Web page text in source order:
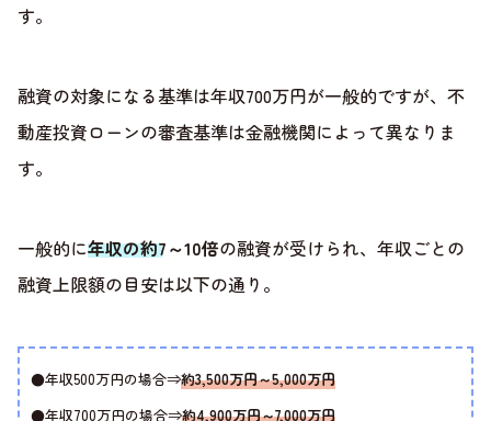
す。
融資の対象になる基準は年収700万円が一般的ですが、不
動産投資ローンの審査基準は金融機関によって異なりま
す。
一般的に年収の約7～10倍の融資が受けられ、年収ごとの
融資上限額の目安は以下の通り。
●年収500万円の場合⇒約3,500万円～5,000万円
●年収700万円の場合⇒約4,900万円～7,000万円